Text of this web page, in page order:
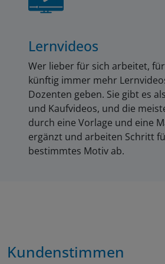
1885 eine 1,7 km lange
Lernvideos
Wer lieber für sich arbeitet,
künftig immer mehr
Dozenten geben. Sie gibt es
und Kaufvideos, und die
durch eine Vorlage und eine
ergänzt und arbeiten Schritt
bestimmtes Motiv ab.
Kundenstimmen